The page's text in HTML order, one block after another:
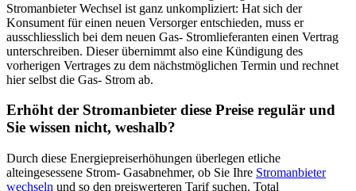
Stromanbieter Wechsel ist ganz unkompliziert: Hat sich der
Konsument für einen neuen Versorger entschieden, muss er
ausschliesslich bei dem neuen Gas- Stromlieferanten einen Vertrag
unterschreiben. Dieser übernimmt also eine Kündigung des
vorherigen Vertrages zu dem nächstmöglichen Termin und rechnet
hier selbst die Gas- Strom ab.
Erhöht der Stromanbieter diese Preise regulär und
Sie wissen nicht, weshalb?
Durch diese Energiepreiserhöhungen überlegen etliche
alteingesessene Strom- Gasabnehmer, ob Sie Ihre Stromanbieter
wechseln und so den preiswerteren Tarif suchen. Total